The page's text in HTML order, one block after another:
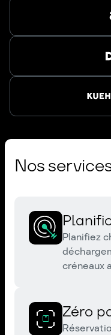
Nos
Planifiez
créneaux
Zéro